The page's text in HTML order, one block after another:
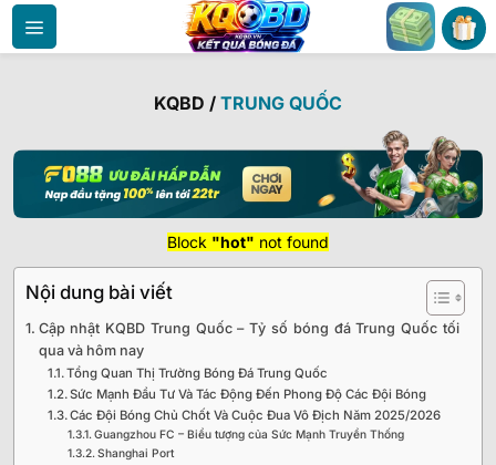
Bỏ
qua
KQBD / TRUNG QUỐC
Block "hot" not found
Nội dung bài viết
Cập nhật KQBD Trung Quốc – Tỷ số bóng đá Trung Quốc tối
qua và hôm nay
Tổng Quan Thị Trường Bóng Đá Trung Quốc
Sức Mạnh Đầu Tư Và Tác Động Đến Phong Độ Các Đội Bóng
Các Đội Bóng Chủ Chốt Và Cuộc Đua Vô Địch Năm 2025/2026
Guangzhou FC – Biểu tượng của Sức Mạnh Truyền Thống
Shanghai Port